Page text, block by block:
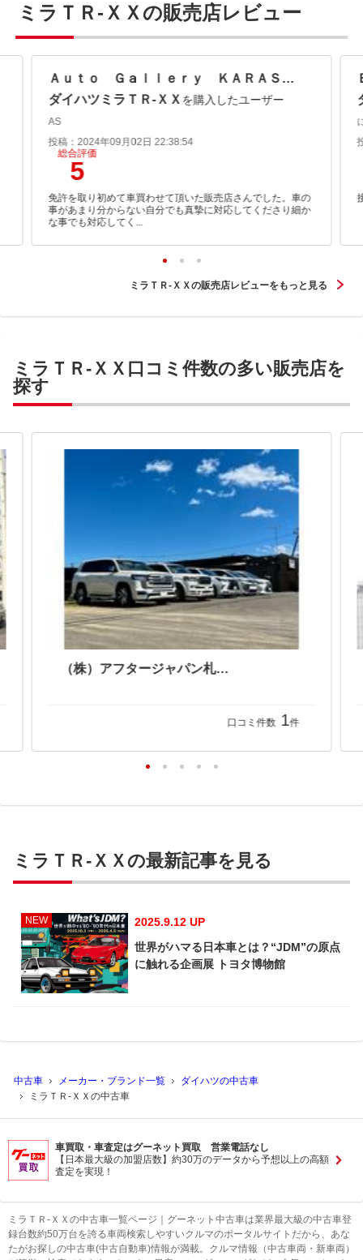
ミラＴＲ-ＸＸの販売店レビュー
Ａｕｔｏ Ｇａｌｌｅｒｙ ＫＡＲＡＳＡＷＡ
ダイハツミラＴＲ-ＸＸ を購入したユーザー
AS
投稿：2024年09月02日 22:38:54
総合評価
5
免許を取り初めて車買わせて頂いた販売店さんでした。車の
事があまり分からない自分でも真摯に対応してくださり細か
な事でも対応してく...
ミラＴＲ-ＸＸの販売店レビューをもっと見る
ミラＴＲ-ＸＸ口コミ件数の多い販売店を
探す
ＳＰ Ｇａｒａｇｅ エスピーガレージ コンパクトスポーツ専門店 （株）アフタージャパン札幌店
口コミ件数 1件
ミラＴＲ-ＸＸの最新記事を見る
NEW
2025.9.12 UP
世界がハマる日本車とは？“JDM”の原点
に触れる企画展 トヨタ博物館
中古車 メーカー・ブランド一覧
ダイハツの中古車
ミラＴＲ-ＸＸの中古車
車買取・車査定はグーネット買取 営業電話なし
【日本最大級の加盟店数】約30万のデータから予想以上の高額
査定を実現！
ミラＴＲ-ＸＸの中古車一覧ページ｜グーネット中古車は業界最大級の中古車登
録台数約50万台を誇る車両検索しやすいクルマのポータルサイトだから、あな
たがお探しの中古車(中古自動車)情報が満載。クルマ情報（中古車両・新車両）